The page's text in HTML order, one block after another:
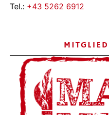
Tel.: +43 5262 6912